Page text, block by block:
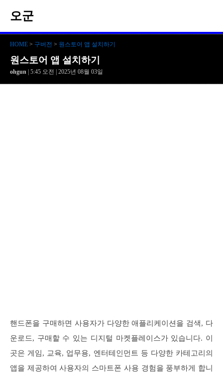
오군
HOME > 구버전 > 원스토어 앱 설치하기
원스토어 앱 설치하기
ohgun | 5:45 오전 | 2025년 08월 03일
핸드폰을 구매하면 사용자가 다양한 애플리케이션을 검색, 다
운로드, 구매할 수 있는 디지털 마켓플레이스가 있습니다. 이
곳은 게임, 교육, 업무용, 엔터테인먼트 등 다양한 카테고리의
앱을 제공하여 사용자의 스마트폰 사용 경험을 풍부하게 합니